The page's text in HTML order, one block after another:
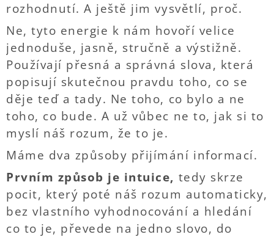
rozhodnutí. A ještě jim vysvětlí, proč.
Ne, tyto energie k nám hovoří velice
jednoduše, jasně, stručně a výstižně.
Používají přesná a správná slova, která
popisují skutečnou pravdu toho, co se
děje teď a tady. Ne toho, co bylo a ne
toho, co bude. A už vůbec ne to, jak si to
myslí náš rozum, že to je.
Máme dva způsoby přijímání informací.
Prvním způsob je intuice, tedy skrze
pocit, který poté náš rozum automaticky,
bez vlastního vyhodnocování a hledání
co to je, převede na jedno slovo, do